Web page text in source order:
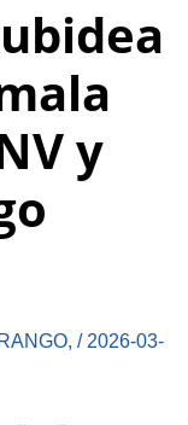
y
, / 2026-03-